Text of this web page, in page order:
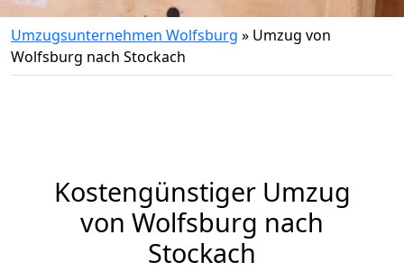
Umzugsunternehmen Wolfsburg » Umzug von
Wolfsburg nach Stockach
Kostengünstiger Umzug
von Wolfsburg nach
Stockach